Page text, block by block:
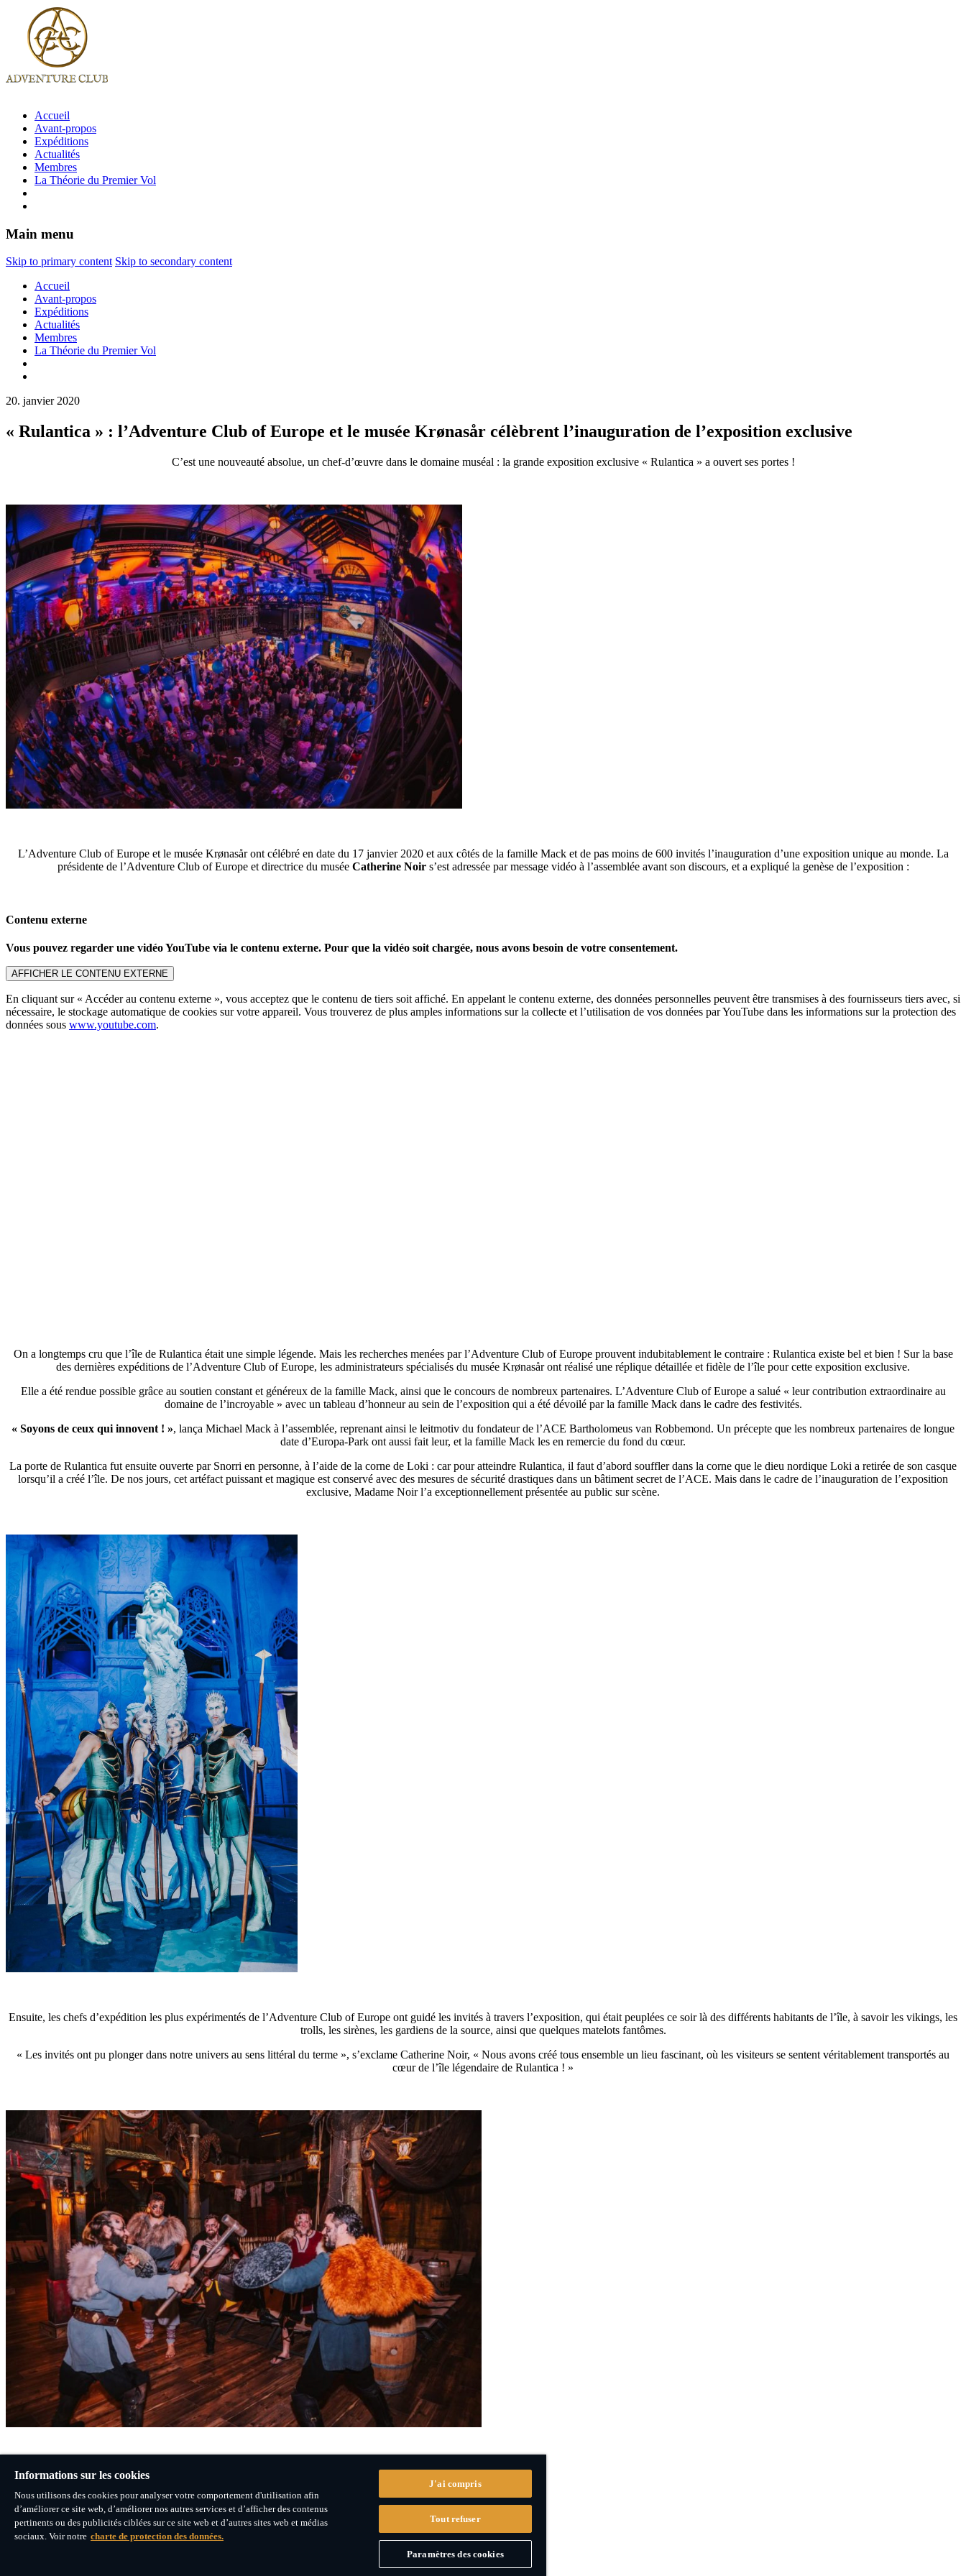
Accueil
Avant-propos
Expéditions
Actualités
Membres
La Théorie du Premier Vol
Main menu
Skip to primary content Skip to secondary content
Accueil
Avant-propos
Expéditions
Actualités
Membres
La Théorie du Premier Vol
20. janvier 2020
« Rulantica » : l’Adventure Club of Europe et le musée Krønasår célèbrent l’inauguration de l’exposition exclusive
C’est une nouveauté absolue, un chef-d’œuvre dans le domaine muséal : la grande exposition exclusive « Rulantica » a ouvert ses portes !
L’Adventure Club of Europe et le musée Krønasår ont célébré en date du 17 janvier 2020 et aux côtés de la famille Mack et de pas moins de 600 invités l’inauguration d’une exposition unique au monde. La
présidente de l’Adventure Club of Europe et directrice du musée Catherine Noirs’est adressée par message vidéo à l’assemblée avant son discours, et a expliqué la genèse de l’exposition :
Contenu externe
Vous pouvez regarder une vidéo YouTube via le contenu externe. Pour que la vidéo soit chargée, nous avons besoin de votre consentement.
AFFICHER LE CONTENU EXTERNE
En cliquant sur « Accéder au contenu externe », vous acceptez que le contenu de tiers soit affiché. En appelant le contenu externe, des données personnelles peuvent être transmises à des fournisseurs tiers avec, si
nécessaire, le stockage automatique de cookies sur votre appareil. Vous trouverez de plus amples informations sur la collecte et l’utilisation de vos données par YouTube dans les informations sur la protection des
données sous www.youtube.com.
On a longtemps cru que l’île de Rulantica était une simple légende. Mais les recherches menées par l’Adventure Club of Europe prouvent indubitablement le contraire : Rulantica existe bel et bien ! Sur la base
des dernières expéditions de l’Adventure Club of Europe, les administrateurs spécialisés du musée Krønasår ont réalisé une réplique détaillée et fidèle de l’île pour cette exposition exclusive.
Elle a été rendue possible grâce au soutien constant et généreux de la famille Mack, ainsi que le concours de nombreux partenaires. L’Adventure Club of Europe a salué « leur contribution extraordinaire au
domaine de l’incroyable » avec un tableau d’honneur au sein de l’exposition qui a été dévoilé par la famille Mack dans le cadre des festivités.
« Soyons de ceux qui innovent ! », lança Michael Mack à l’assemblée, reprenant ainsi le leitmotiv du fondateur de l’ACE Bartholomeus van Robbemond. Un précepte que les nombreux partenaires de longue
date d’Europa-Park ont aussi fait leur, et la famille Mack les en remercie du fond du cœur.
La porte de Rulantica fut ensuite ouverte par Snorri en personne, à l’aide de la corne de Loki : car pour atteindre Rulantica, il faut d’abord souffler dans la corne que le dieu nordique Loki a retirée de son casque
lorsqu’il a créé l’île. De nos jours, cet artéfact puissant et magique est conservé avec des mesures de sécurité drastiques dans un bâtiment secret de l’ACE. Mais dans le cadre de l’inauguration de l’exposition
exclusive, Madame Noir l’a exceptionnellement présentée au public sur scène.
Ensuite, les chefs d’expédition les plus expérimentés de l’Adventure Club of Europe ont guidé les invités à travers l’exposition, qui était peuplées ce soir là des différents habitants de l’île, à savoir les vikings, les
trolls, les sirènes, les gardiens de la source, ainsi que quelques matelots fantômes.
« Les invités ont pu plonger dans notre univers au sens littéral du terme », s’exclame Catherine Noir, « Nous avons créé tous ensemble un lieu fascinant, où les visiteurs se sentent véritablement transportés au
cœur de l’île légendaire de Rulantica ! »
LE MONDE EST NOTRE CHAMP
Informations sur les cookies
Nous utilisons des cookies pour analyser votre comportement d'utilisation afin
d’améliorer ce site web, d’améliorer nos autres services et d’afficher des contenus
pertinents ou des publicités ciblées sur ce site web et d’autres sites web et médias
sociaux. Voir notre charte de protection des données.
J'ai compris
Tout refuser
Paramètres des cookies